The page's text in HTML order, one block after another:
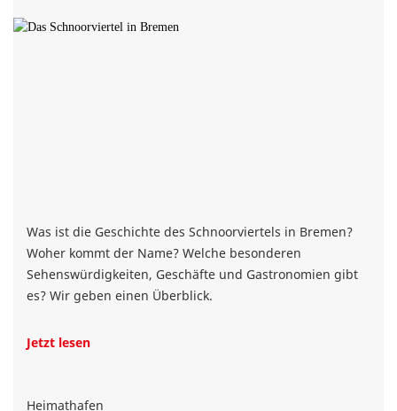
Was ist die Geschichte des Schnoorviertels in Bremen?
Woher kommt der Name? Welche besonderen
Sehenswürdigkeiten, Geschäfte und Gastronomien gibt
es? Wir geben einen Überblick.
Jetzt lesen
Heimathafen